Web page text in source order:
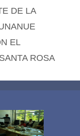
DE LA
EL
ROSA